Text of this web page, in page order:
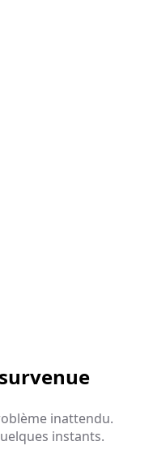
inattendu.
instants.